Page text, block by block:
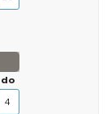
do
4